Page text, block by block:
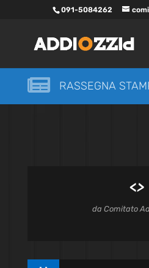
091-5084262
 RASSEGNA
<>
daComitato